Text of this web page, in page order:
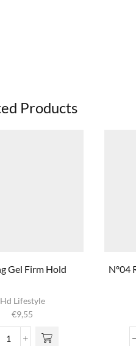
Products
Gel Firm Hold
Hd Lifestyle
€9,55
Strong
Nº04